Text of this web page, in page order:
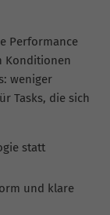
Performance
Konditionen
weniger
Tasks, die sich
statt
und klare